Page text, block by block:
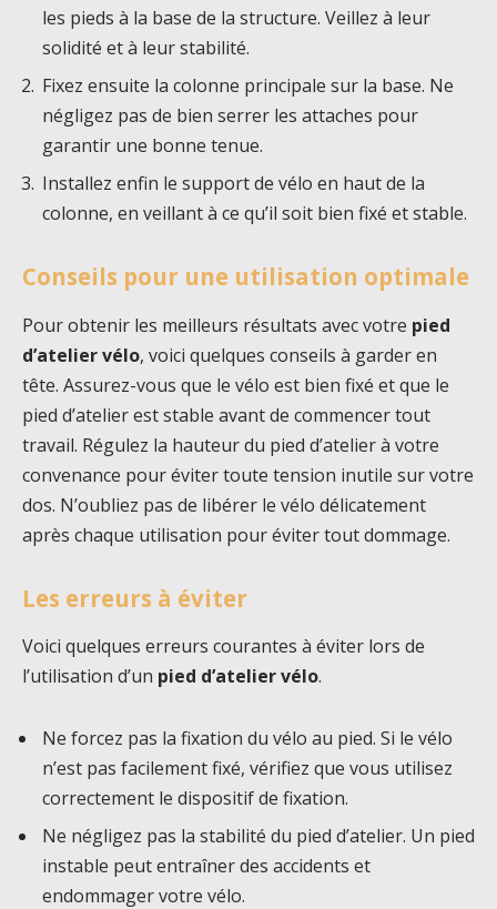
les pieds à la base de la structure. Veillez à leur
solidité et à leur stabilité.
Fixez ensuite la colonne principale sur la base. Ne
négligez pas de bien serrer les attaches pour
garantir une bonne tenue.
Installez enfin le support de vélo en haut de la
colonne, en veillant à ce qu’il soit bien fixé et stable.
Conseils pour une utilisation optimale
Pour obtenir les meilleurs résultats avec votre pied
d’atelier vélo, voici quelques conseils à garder en
tête. Assurez-vous que le vélo est bien fixé et que le
pied d’atelier est stable avant de commencer tout
travail. Régulez la hauteur du pied d’atelier à votre
convenance pour éviter toute tension inutile sur votre
dos. N’oubliez pas de libérer le vélo délicatement
après chaque utilisation pour éviter tout dommage.
Les erreurs à éviter
Voici quelques erreurs courantes à éviter lors de
l’utilisation d’un pied d’atelier vélo.
Ne forcez pas la fixation du vélo au pied. Si le vélo
n’est pas facilement fixé, vérifiez que vous utilisez
correctement le dispositif de fixation.
Ne négligez pas la stabilité du pied d’atelier. Un pied
instable peut entraîner des accidents et
endommager votre vélo.